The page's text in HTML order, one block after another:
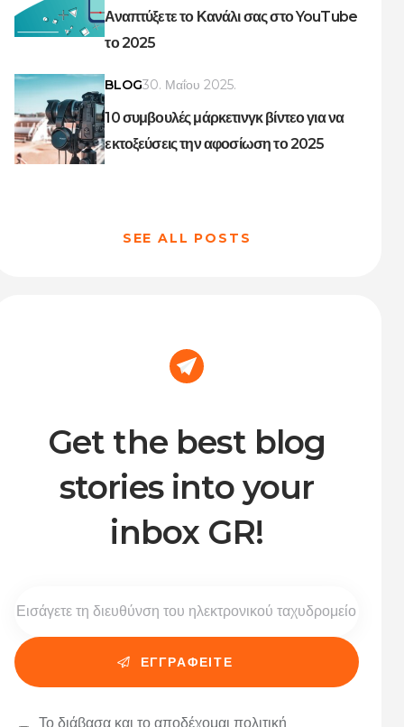
Αναπτύξετε το Κανάλι σας στο YouTube
το 2025
BLOG30. Μαΐου 2025.
10 συμβουλές μάρκετινγκ βίντεο για να
εκτοξεύσεις την αφοσίωση το 2025
SEE ALL POSTS
Get the best blog
stories into your
inbox GR!
Το διάβασα και το αποδέχομαιπολιτική